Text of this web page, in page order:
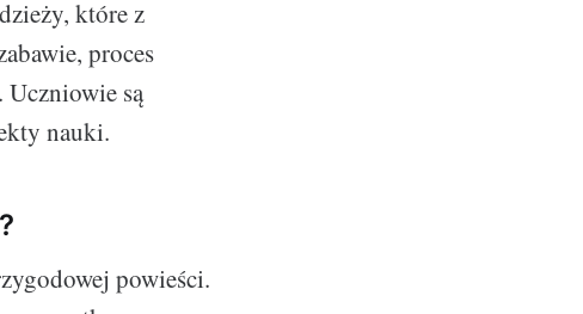
które z
proces
Uczniowie są
nauki.
powieści.